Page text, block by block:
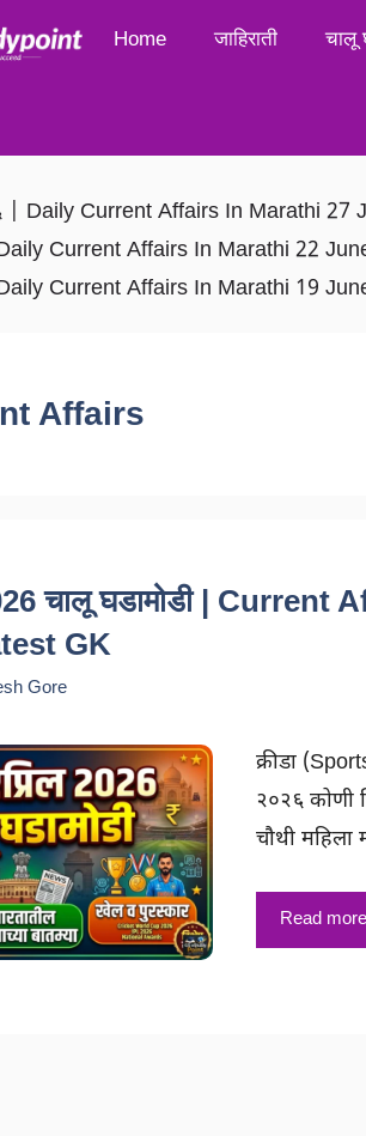
Home जाहिराती चालू
| Daily Current Affairs In Marathi 27
Current Affairs In Marathi 22
Current Affairs In Marathi 19
Affairs
चालू घडामोडी |
GK
Gore
क्रीडा
२०२६ कोणी
चौथी महिला
Read more